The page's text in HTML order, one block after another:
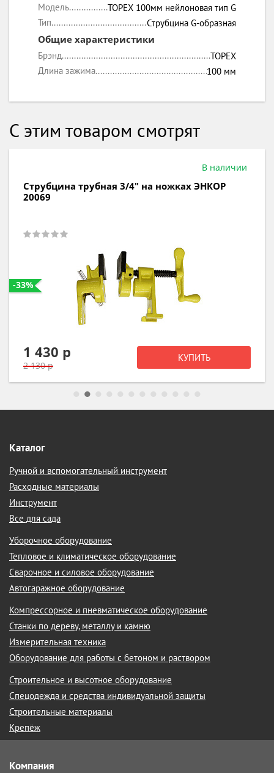
Модель
TOPEX 100мм нейлоновая тип G
Тип
Струбцина G-образная
Общие характеристики
Брэнд
TOPEX
Длина зажима
100 мм
С этим товаром смотрят
В наличии
Струбцина трубная 3/4" на ножках ЭНКОР
20069
-33%
1 430 р
2 130 р
КУПИТЬ
Каталог
Ручной и вспомогательный инструмент
Расходные материалы
Инструмент
Все для сада
Уборочное оборудование
Тепловое и климатическое оборудование
Сварочное и силовое оборудование
Автогаражное оборудование
Компрессорное и пневматическое оборудование
Станки по дереву, металлу и камню
Измерительная техника
Оборудование для работы с бетоном и раствором
Строительное и высотное оборудование
Спецодежда и средства индивидуальной защиты
Строительные материалы
Крепёж
Компания